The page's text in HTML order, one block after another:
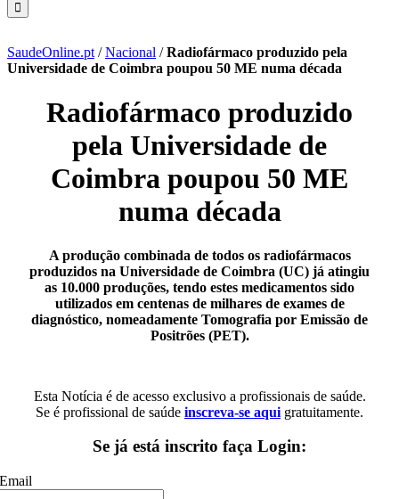
SaudeOnline.pt /Nacional /Radiofármaco produzido pela
Universidade de Coimbra poupou 50 ME numa década
Radiofármaco produzido
pela Universidade de
Coimbra poupou 50 ME
numa década
A produção combinada de todos os radiofármacos
produzidos na Universidade de Coimbra (UC) já atingiu
as 10.000 produções, tendo estes medicamentos sido
utilizados em centenas de milhares de exames de
diagnóstico, nomeadamente Tomografia por Emissão de
Positrões (PET).
Esta Notícia é de acesso exclusivo a profissionais de saúde.
Se é profissional de saúde inscreva-se aqui gratuitamente.
Se já está inscrito faça Login:
Email